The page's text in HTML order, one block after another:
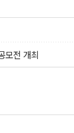
모전 개최